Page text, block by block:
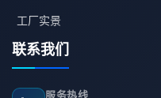
工厂实景
联系我们
服务热线